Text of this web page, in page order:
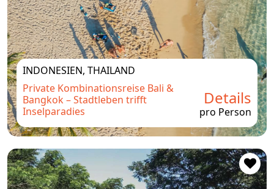
INDONESIEN, THAILAND
Private Kombinationsreise Bali &
Bangkok – Stadtleben trifft
Inselparadies
Details
pro Person